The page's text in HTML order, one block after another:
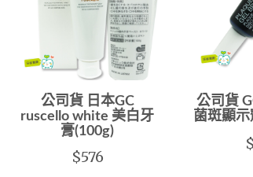
公司貨 日本GC
ruscello white 美白牙
膏(100g)
$576
公司貨
菌斑顯